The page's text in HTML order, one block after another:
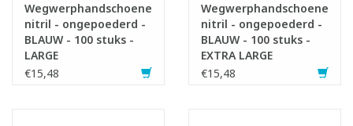
Wegwerphandschoenen
nitril - ongepoederd -
BLAUW - 100 stuks -
LARGE
€15,48
Wegwerphandschoenen
nitril - ongepoederd -
BLAUW - 100 stuks -
EXTRA LARGE
€15,48